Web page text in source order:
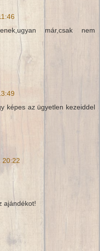
már,csak nem
képes az ügyetlen kezeiddel
20:22
ajándékot!